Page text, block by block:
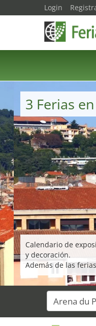
3 Ferias
Calendario de
y decoración.
Además de las
Login